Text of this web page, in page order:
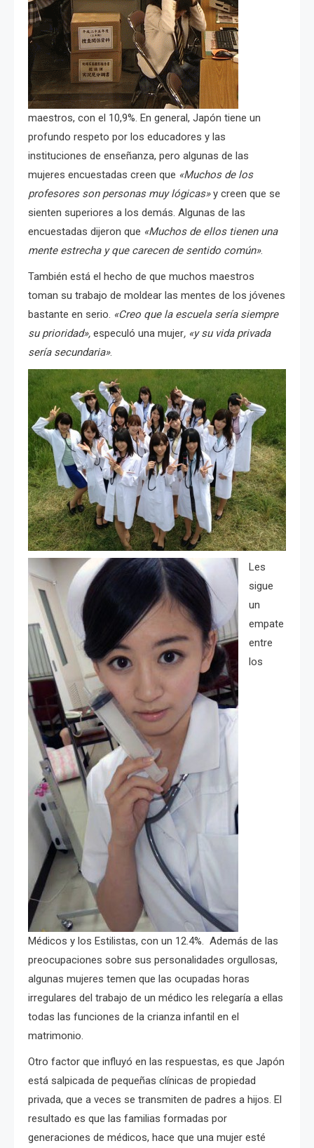
maestros, con el 10,9%. En general, Japón tiene un
profundo respeto por los educadores y las
instituciones de enseñanza, pero algunas de las
mujeres encuestadas creen que «Muchos de los
profesores son personas muy lógicas»y creen que se
sienten superiores a los demás. Algunas de las
encuestadas dijeron que «Muchos de ellos tienen una
mente estrecha y que carecen de sentido común».
También está el hecho de que muchos maestros
toman su trabajo de moldear las mentes de los jóvenes
bastante en serio. «Creo que la escuela sería siempre
su prioridad», especuló una mujer, «y su vida privada
sería secundaria».
Les
sigue
un
empate
entre
los
Médicos y los Estilistas, con un 12.4%. Además de las
preocupaciones sobre sus personalidades orgullosas,
algunas mujeres temen que las ocupadas horas
irregulares del trabajo de un médico les relegaría a ellas
todas las funciones de la crianza infantil en el
matrimonio.
Otro factor que influyó en las respuestas, es que Japón
está salpicada de pequeñas clínicas de propiedad
privada, que a veces se transmiten de padres a hijos. El
resultado es que las familias formadas por
generaciones de médicos, hace que una mujer esté